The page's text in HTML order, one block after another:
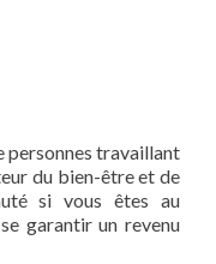
personnes travaillant
du bien-être et de
si vous êtes au
garantir un revenu